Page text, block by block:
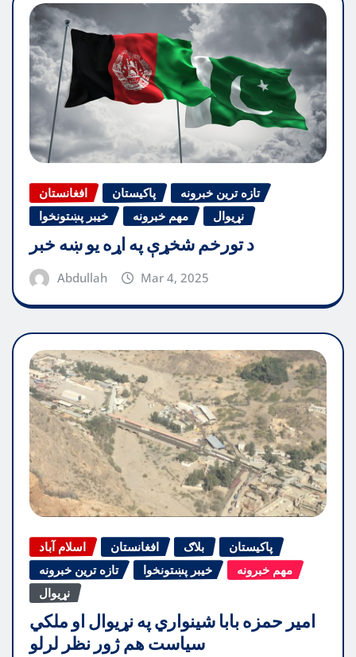
افغانستان پاکیستان
تازه ترین خبرونه
خیبر پښتونخوا
مهم خبرونه نړیوال
د تورخم شخړې په اړه یو ښه خبر
Abdullah Mar 4, 2025
اسلام آباد افغانستان بلاګ
پاکیستان
تازه ترین خبرونه
خیبر پښتونخوا
مهم خبرونه
نړیوال
امیر حمزه بابا شینواري په نړیوال او ملکي
سیاست هم ژور نظر لرلو